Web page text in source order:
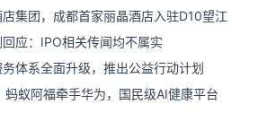
集团，成都首家丽晶酒店入驻D10望江
应：IPO相关传闻均不属实
体系全面升级，推出公益行动计划
蚁阿福牵手华为，国民级AI健康平台